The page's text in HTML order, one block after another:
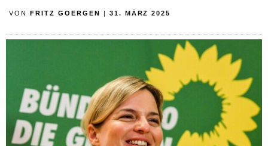
VON FRITZ GOERGEN | 31. MÄRZ 2025